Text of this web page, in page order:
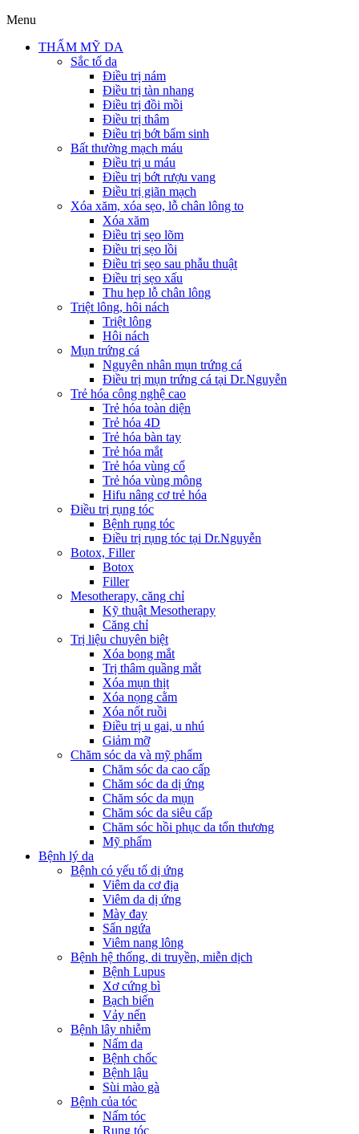
Menu
THẨM MỸ DA
Sắc tố da
Điều trị nám
Điều trị tàn nhang
Điều trị đồi mồi
Điều trị thâm
Điều trị bớt bẩm sinh
Bất thường mạch máu
Điều trị u máu
Điều trị bớt rượu vang
Điều trị giãn mạch
Xóa xăm, xóa sẹo, lỗ chân lông to
Xóa xăm
Điều trị sẹo lõm
Điều trị sẹo lồi
Điều trị sẹo sau phẫu thuật
Điều trị sẹo xấu
Thu hẹp lỗ chân lông
Triệt lông, hôi nách
Triệt lông
Hôi nách
Mụn trứng cá
Nguyên nhân mụn trứng cá
Điều trị mụn trứng cá tại Dr.Nguyễn
Trẻ hóa công nghệ cao
Trẻ hóa toàn diện
Trẻ hóa 4D
Trẻ hóa bàn tay
Trẻ hóa mắt
Trẻ hóa vùng cổ
Trẻ hóa vùng mông
Hifu nâng cơ trẻ hóa
Điều trị rụng tóc
Bệnh rụng tóc
Điều trị rụng tóc tại Dr.Nguyễn
Botox, Filler
Botox
Filler
Mesotherapy, căng chỉ
Kỹ thuật Mesotherapy
Căng chỉ
Trị liệu chuyên biệt
Xóa bọng mắt
Trị thâm quầng mắt
Xóa mụn thịt
Xóa nọng cằm
Xóa nốt ruồi
Điều trị u gai, u nhú
Giảm mỡ
Chăm sóc da và mỹ phẩm
Chăm sóc da cao cấp
Chăm sóc da dị ứng
Chăm sóc da mụn
Chăm sóc da siêu cấp
Chăm sóc hồi phục da tổn thương
Mỹ phẩm
Bệnh lý da
Bệnh có yếu tố dị ứng
Viêm da cơ địa
Viêm da dị ứng
Mày đay
Sẩn ngứa
Viêm nang lông
Bệnh hệ thống, di truyền, miễn dịch
Bệnh Lupus
Xơ cứng bì
Bạch biến
Vảy nến
Bệnh lây nhiễm
Nấm da
Bệnh chốc
Bệnh lậu
Sùi mào gà
Bệnh của tóc
Nấm tóc
Rụng tóc